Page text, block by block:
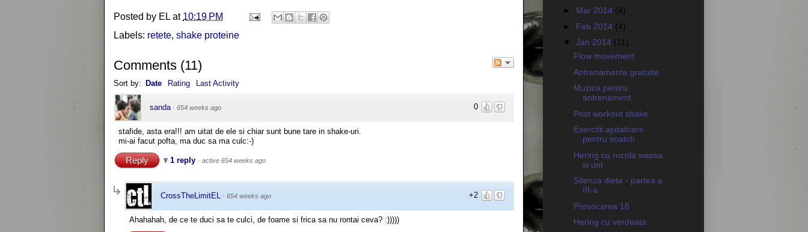
Posted by EL at 10:19 PM
Labels: retete, shake proteine
Comments (11)
Sort by: Date Rating Last Activity
0
sanda · 654 weeks ago
stafide, asta era!!! am uitat de ele si chiar sunt bune tare in shake-uri.
mi-ai facut pofta, ma duc sa ma culc:-)
Reply 1 reply · active 654 weeks ago
+2
CrossTheLimitEL · 654 weeks ago
Ahahahah, de ce te duci sa te culci, de foame si frica sa nu rontai ceva? :)))))
► Mar 2014 (4)
► Feb 2014 (4)
▼ Jan 2014 (11)
Flow movement
Antrenamente gratuite
Muzica pentru
antrenament
Post workout shake
Exercitii ajutatoare
pentru snatch
Hering cu rucola wassa
si unt
Sitenza diete - partea a
III-a
Provocarea 16
Hering cu verdeata